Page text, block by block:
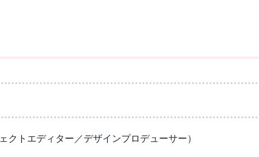
トエディター／デザインプロデューサー）